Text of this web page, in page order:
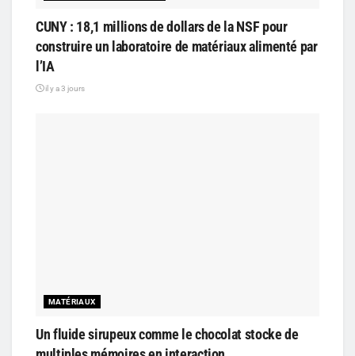
CUNY : 18,1 millions de dollars de la NSF pour
construire un laboratoire de matériaux alimenté par
l’IA
il y a 3 jours
MATÉRIAUX
Un fluide sirupeux comme le chocolat stocke de